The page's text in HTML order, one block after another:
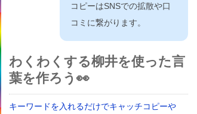
コピーはSNSでの拡散や口
コミに繋がります。
わくわくする柳井を使った言
葉を作ろう👀
キーワードを入れるだけでキャッチコピーや